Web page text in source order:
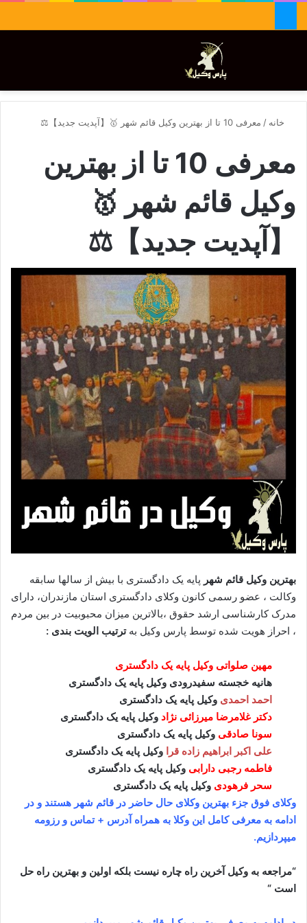
تغییر پوسته
خانه / معرفی 10 تا از بهترین وکیل قائم شهر 🥇【آپدیت جدید】⚖️
معرفی 10 تا از بهترین
وکیل قائم شهر 🥇
【آپدیت جدید】⚖️
بهترین وکیل قائم شهر پایه یک دادگستری با بیش از سالها سابقه
وکالت ، عضو رسمی کانون وکلای دادگستری استان مازندران، دارای
مدرک کارشناسی ارشد حقوق ،بالاترین میزان محبوبیت در بین مردم
، احراز هویت شده توسط پارس وکیل بهترتیب الویت بندی :
مهین صلواتی وکیل پایه یک دادگستری
هانیه خجسته سفیدرودی وکیل پایه یک دادگستری
احمد احمدی وکیل پایه یک دادگستری
دکتر غلامرضا میرزائی نژاد وکیل پایه یک دادگستری
سونا صادقی وکیل پایه یک دادگستری
علی اکبر ابراهیم زاده قرا وکیل پایه یک دادگستری
فاطمه رجبی دارابی وکیل پایه یک دادگستری
سحر فرهودی وکیل پایه یک دادگستری
وکلای فوق جزء بهترین وکلای حال حاضر در قائم شهر هستند و در
ادامه به معرفی کامل این وکلا به همراه آدرس + تماس و رزومه
میپردازیم.
“مراجعه به وکیل آخرین راه چاره نیست بلکه اولین و بهترین راه حل
است “